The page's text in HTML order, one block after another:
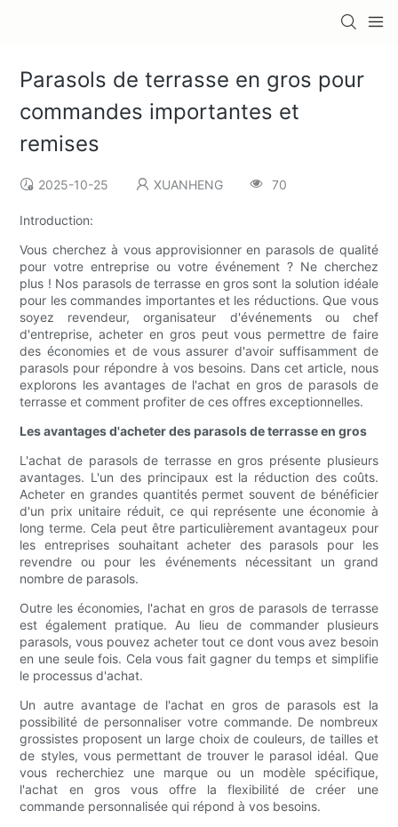
Parasols de terrasse en gros pour
commandes importantes et
remises
2025-10-25 XUANHENG 70
Introduction:
Vous cherchez à vous approvisionner en parasols de qualité
pour votre entreprise ou votre événement ? Ne cherchez
plus ! Nos parasols de terrasse en gros sont la solution idéale
pour les commandes importantes et les réductions. Que vous
soyez revendeur, organisateur d'événements ou chef
d'entreprise, acheter en gros peut vous permettre de faire
des économies et de vous assurer d'avoir suffisamment de
parasols pour répondre à vos besoins. Dans cet article, nous
explorons les avantages de l'achat en gros de parasols de
terrasse et comment profiter de ces offres exceptionnelles.
Les avantages d'acheter des parasols de terrasse en gros
L'achat de parasols de terrasse en gros présente plusieurs
avantages. L'un des principaux est la réduction des coûts.
Acheter en grandes quantités permet souvent de bénéficier
d'un prix unitaire réduit, ce qui représente une économie à
long terme. Cela peut être particulièrement avantageux pour
les entreprises souhaitant acheter des parasols pour les
revendre ou pour les événements nécessitant un grand
nombre de parasols.
Outre les économies, l'achat en gros de parasols de terrasse
est également pratique. Au lieu de commander plusieurs
parasols, vous pouvez acheter tout ce dont vous avez besoin
en une seule fois. Cela vous fait gagner du temps et simplifie
le processus d'achat.
Un autre avantage de l'achat en gros de parasols est la
possibilité de personnaliser votre commande. De nombreux
grossistes proposent un large choix de couleurs, de tailles et
de styles, vous permettant de trouver le parasol idéal. Que
vous recherchiez une marque ou un modèle spécifique,
l'achat en gros vous offre la flexibilité de créer une
commande personnalisée qui répond à vos besoins.